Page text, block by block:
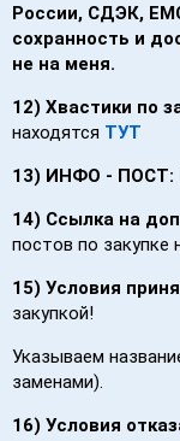
России, СДЭК,
сохранность и
не на меня.
12) Хвастики по
находятся ТУТ
13) ИНФО - ПОСТ:
14) Ссылка на
постов по закупке
15) Условия
закупкой!
Указываем
заменами).
16) Условия